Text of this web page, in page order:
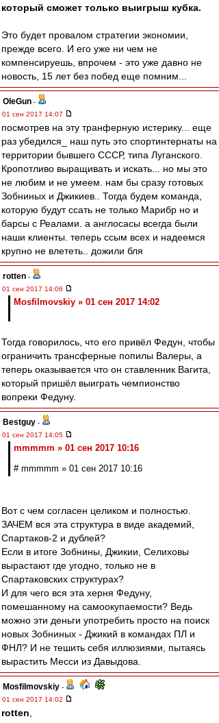
который сможет только выигрыш кубка.
Это будет провалом стратегии экономии,
прежде всего. И его уже ни чем не
компенсируешь, впрочем - это уже давно не
новость, 15 лет без побед еще помним...
OleGun -
01 сен 2017 14:07
посмотрев на эту транферную истерику... еще
раз убедился_ наш путь это спортинтернаты на
территории бывшего СССР, типа Луганского.
Кропотливо выращивать и искать... но мы это
не любим и не умеем. нам бы сразу готовых
Зобниных и Джикиев.. Тогда будем команда,
которую будут ссать не только Марибр но и
барсы с Реалами. а англосасы всегда были
наши клиенты. теперь ссым всех и надеемся
крупно не влететь.. дожили бля
rotten -
01 сен 2017 14:06
Mosfilmovskiy » 01 сен 2017 14:02
Тогда говорилось, что его привёл Федун, чтобы
ограничить трансферные попилы Валеры, а
теперь оказывается что он ставленник Вагита,
который пришёл выиграть чемпионство
вопреки Федуну.
Bestguy -
01 сен 2017 14:05
mmmmm » 01 сен 2017 10:16
# mmmmm » 01 сен 2017 10:16
Вот с чем согласен целиком и полностью.
ЗАЧЕМ вся эта структура в виде академий,
Спартаков-2 и дублей?
Если в итоге Зобнины, Джикии, Селиховы
вырастают где угодно, только не в
Спартаковских структурах?
И для чего вся эта херня Федуну,
помешанному на самоокупаемости? Ведь
можно эти деньги употребить просто на поиск
новых Зобниных - Джикий в командах ПЛ и
ФНЛ? И не тешить себя иллюзиями, пытаясь
вырастить Месси из Давыдова.
Mosfilmovskiy -
01 сен 2017 14:02
rotten